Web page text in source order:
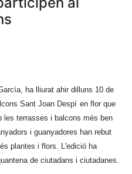
ha lliurat ahir dilluns 10 de
Sant Joan Despí en flor que
les terrasses i balcons més ben
i guanyadores han rebut
plantes i flors. L'edició ha
de ciutadans i ciutadanes.